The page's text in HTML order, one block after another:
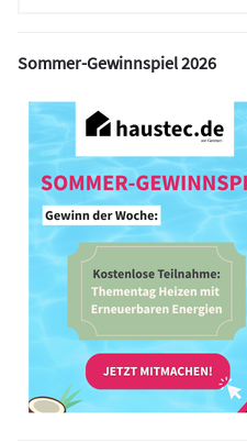
Sommer-Gewinnspiel 2026